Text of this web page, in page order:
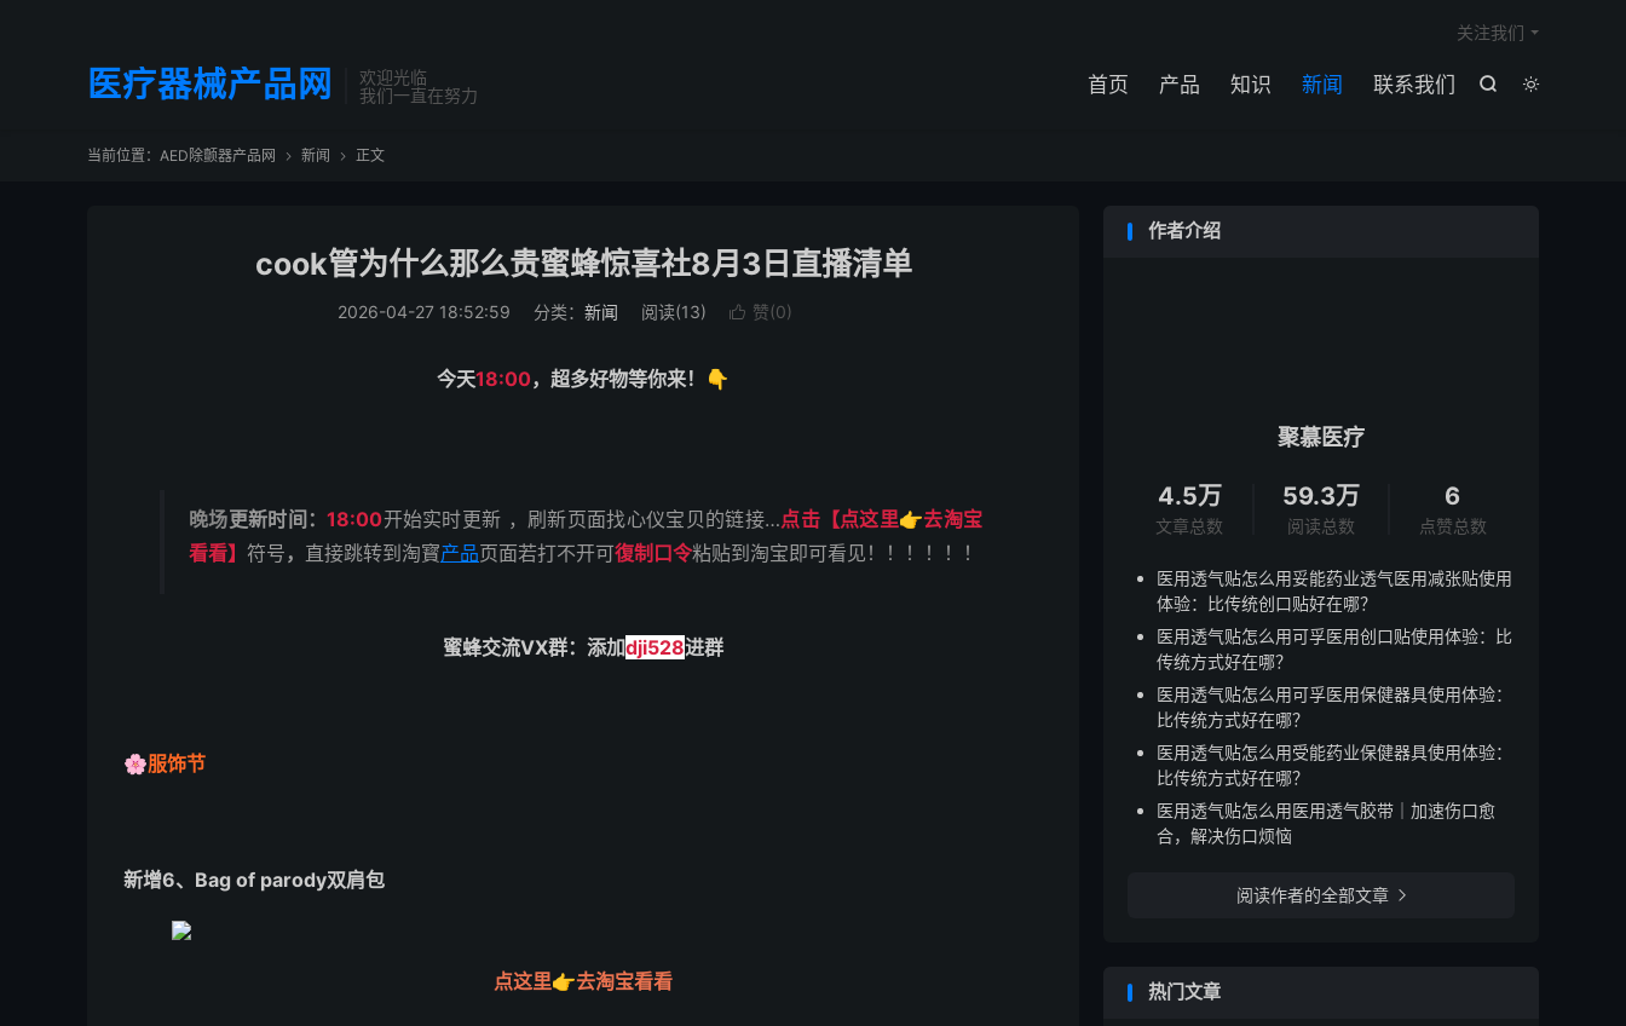
医疗器械产品网
欢迎光临
我们一直在努力


首页 产品 知识 新闻 联系我们
关注我们
当前位置： AED除颤器产品网  新闻  正文
cook管为什么那么贵蜜蜂惊喜社8月3日直播清单
2026-04-27 18:52:59 分类： 新闻 阅读(13)  赞(0)
今天18:00，超多好物等你来！👇
晚场更新时间：18:00开始实时更新 ，刷新页面找心仪宝贝的链接…点击【点这里👉去淘宝
看看】 符号， 直接跳转到淘寳产品页面若打不开可復制口令粘贴到淘宝即可看见！！！！！！
蜜蜂交流VX群：添加dji528进群
🌸服饰节
新增6、Bag of parody双肩包
点这里👉去淘宝看看
作者介绍
聚慕医疗
4.5万
文章总数
59.3万
阅读总数
6
点赞总数
医用透气贴怎么用妥能药业透气医用减张贴使用
体验：比传统创口贴好在哪？
医用透气贴怎么用可孚医用创口贴使用体验：比
传统方式好在哪？
医用透气贴怎么用可孚医用保健器具使用体验：
比传统方式好在哪？
医用透气贴怎么用受能药业保健器具使用体验：
比传统方式好在哪？
医用透气贴怎么用医用透气胶带｜加速伤口愈
合，解决伤口烦恼
阅读作者的全部文章 
热门文章